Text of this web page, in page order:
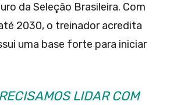
da Seleção Brasileira. Com
2030, o treinador acredita
uma base forte para iniciar
LIDAR COM